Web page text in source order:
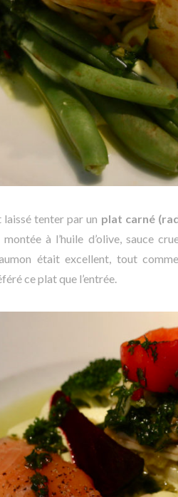
laissé tenter par un plat carné
à l’huile d’olive, sauce
était excellent, tout comme
ce plat que l’entrée.